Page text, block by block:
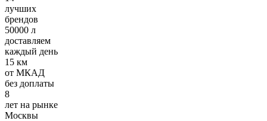
лучших
брендов
50000 л
доставляем
каждый день
15 км
от МКАД
без доплаты
8
лет на рынке
Москвы
Работа с дебиторской задолженностью
Оформление первичной бухгалтерской документации
Требования:
Хорошее знание 1С
Умение работать с постоянными клиентами, вести
первичный документооборот
Условия: